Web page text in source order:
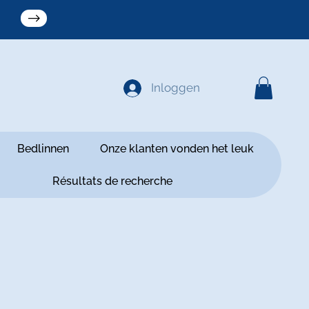
Inloggen
Bedlinnen Onze klanten vonden het leuk
Résultats de recherche